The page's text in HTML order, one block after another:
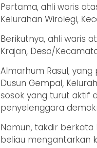
Pertama, ahli waris
Kelurahan Wirolegi,
Berikutnya, ahli waris
Krajan, Desa/
Almarhum Rasul,
Dusun Gempal,
sosok yang turut aktif
penyelenggara
Namun, takdir berkata
beliau mengantarkan